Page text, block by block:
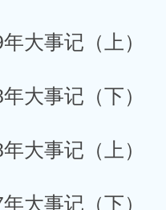
大事记（上）
大事记（下）
大事记（上）
大事记（下）